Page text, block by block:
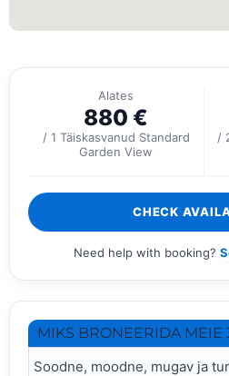
Alates
880 €
/ 1 Täiskasvanud Standard
Garden View
/
CHECK
Need help with booking?
MIKS BRONEERIDA MEIE
Soodne, moodne, mugav ja